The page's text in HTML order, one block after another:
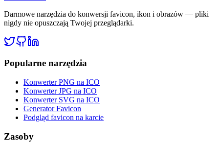
Darmowe narzędzia do konwersji favicon, ikon i obrazów — pliki
nigdy nie opuszczają Twojej przeglądarki.
Popularne narzędzia
Konwerter PNG na ICO
Konwerter JPG na ICO
Konwerter SVG na ICO
Generator Favicon
Podgląd favicon na karcie
Zasoby